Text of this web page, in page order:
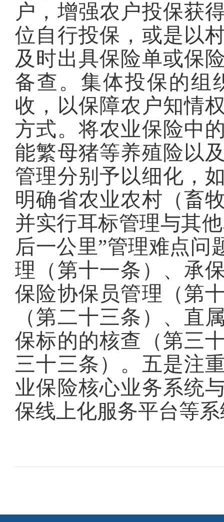
户，增强农户投保获
位自行投保，或是以
及时出具保险单或保
备查。集体投保的组
收，以保障农户知情
方式。将农业保险中
能繁母猪等养殖险以
管理分别予以细化，
明确省农业农村（畜
并实行耳标管理与其
后一公里”管理难点问
理（第十一条）、承
保险协保员管理（第
（第二十三条）、直
保标的的核查（第三
三十三条）。五是注
业保险核心业务系统
保线上化服务平台等